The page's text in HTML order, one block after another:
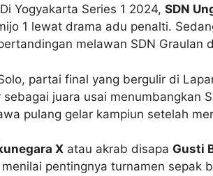
Yogyakarta Series 1 2024, SDN
1 lewat drama adu penalti.
melawan SDN Graulan
partai final yang bergulir di
juara usai menumbangkan
pulang gelar kampiun setelah
X atau akrab disapa Gusti
pentingnya turnamen